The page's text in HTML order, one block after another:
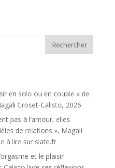
en solo ou en couple » de
Croset-Calisto, 2026
pas à l’amour, elles
de relations », Magali
à lire sur slate.fr
et le plaisir